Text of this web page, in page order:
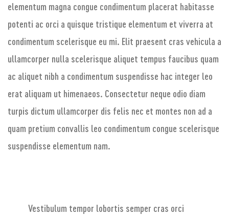
elementum magna congue condimentum placerat habitasse
potenti ac orci a quisque tristique elementum et viverra at
condimentum scelerisque eu mi. Elit praesent cras vehicula a
ullamcorper nulla scelerisque aliquet tempus faucibus quam
ac aliquet nibh a condimentum suspendisse hac integer leo
erat aliquam ut himenaeos. Consectetur neque odio diam
turpis dictum ullamcorper dis felis nec et montes non ad a
quam pretium convallis leo condimentum congue scelerisque
suspendisse elementum nam.
Vestibulum tempor lobortis semper cras orci